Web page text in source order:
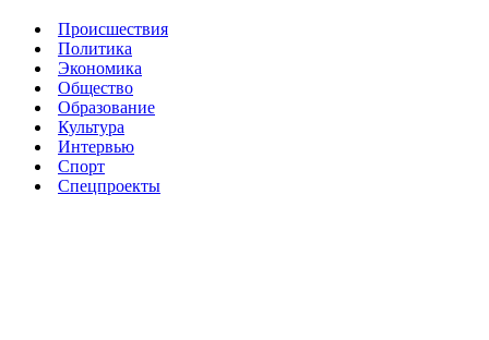
Происшествия
Политика
Экономика
Общество
Образование
Культура
Интервью
Спорт
Спецпроекты